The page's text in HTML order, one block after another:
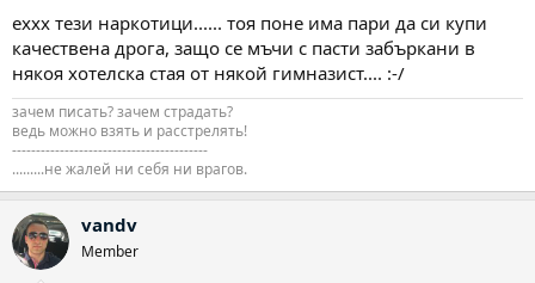
еххх тези наркотици...... тоя поне има пари да си купи
качествена дрога, защо се мъчи с пасти забъркани в
някоя хотелска стая от някой гимназист.... :-/
зачем писать? зачем страдать?
ведь можно взять и расстрелять!
-----------------------------------------
.........не жалей ни себя ни врагов.
vandv
Member